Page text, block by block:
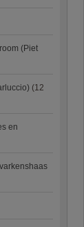
(Piet
(12
en